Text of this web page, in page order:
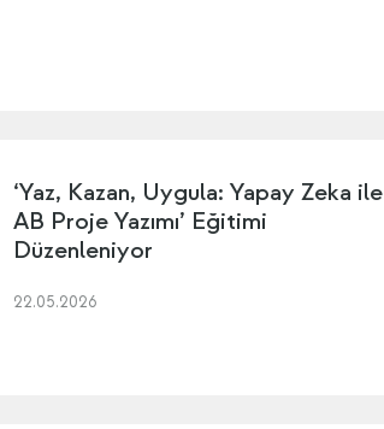
‘Yaz, Kazan, Uygula: Yapay Zeka ile
AB Proje Yazımı’ Eğitimi
Düzenleniyor
22.05.2026